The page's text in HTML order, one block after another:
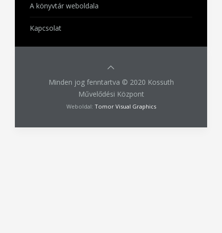
A könyvtár weboldala
Kapcsolat
Minden jog fenntartva © 2020 Kossuth
Művelődési Központ
Weboldal: Tomor Visual Graphics